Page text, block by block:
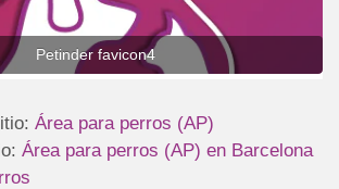
Petinder favicon4
Área para perros (AP)
Área para perros (AP) en Barcelona